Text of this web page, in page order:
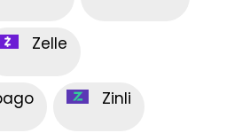
Zelle
Zinli